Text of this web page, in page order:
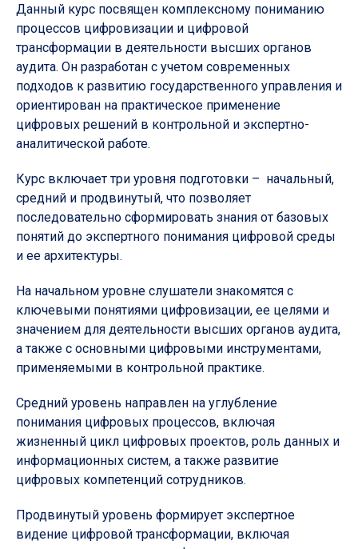
Данный курс посвящен комплексному пониманию
процессов цифровизации и цифровой
трансформации в деятельности высших органов
аудита. Он разработан с учетом современных
подходов к развитию государственного управления и
ориентирован на практическое применение
цифровых решений в контрольной и экспертно-
аналитической работе.
Курс включает три уровня подготовки – начальный,
средний и продвинутый, что позволяет
последовательно сформировать знания от базовых
понятий до экспертного понимания цифровой среды
и ее архитектуры.
На начальном уровне слушатели знакомятся с
ключевыми понятиями цифровизации, ее целями и
значением для деятельности высших органов аудита,
а также с основными цифровыми инструментами,
применяемыми в контрольной практике.
Средний уровень направлен на углубление
понимания цифровых процессов, включая
жизненный цикл цифровых проектов, роль данных и
информационных систем, а также развитие
цифровых компетенций сотрудников.
Продвинутый уровень формирует экспертное
видение цифровой трансформации, включая